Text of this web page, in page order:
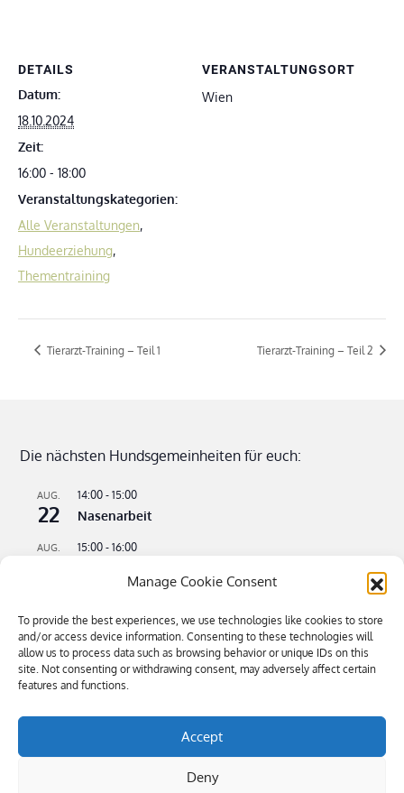
Manage Cookie Consent
To provide the best experiences, we use technologies like cookies to store
and/or access device information. Consenting to these technologies will
allow us to process data such as browsing behavior or unique IDs on this
site. Not consenting or withdrawing consent, may adversely affect certain
features and functions.
Accept
Deny
DETAILS
Datum:
18.10.2024
Zeit:
16:00 - 18:00
Veranstaltungskategorien:
Alle Veranstaltungen,
Hundeerziehung,
Thementraining
VERANSTALTUNGSORT
Wien
Tierarzt-Training – Teil 1 Tierarzt-Training – Teil 2
Die nächsten Hundsgemeinheiten für euch:
AUG.
22
14:00 -15:00
Nasenarbeit
AUG. 15:00 -16:00
23 Flusswandern – kühle Pfoten an heißen Tagen
SEP.
4
16:00- 18:30
Bitte kommen – Kommen auf Ruf Teil 3